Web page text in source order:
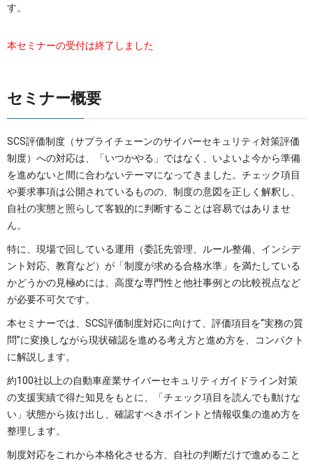
す。
本セミナーの受付は終了しました
セミナー概要
SCS評価制度（サプライチェーンのサイバーセキュリティ対策評価
制度）への対応は、「いつかやる」ではなく、いよいよ今から準備
を進めないと間に合わないテーマになってきました。チェック項目
や要求事項は公開されているものの、制度の意図を正しく解釈し、
自社の実態と照らして客観的に判断することは容易ではありませ
ん。
特に、現場で回している運用（委託先管理、ルール整備、インシデ
ント対応、教育など）が「制度が求める合格水準」を満たしている
かどうかの見極めには、高度な専門性と他社事例との比較視点など
が必要不可欠です。
本セミナーでは、SCS評価制度対応に向けて、評価項目を“実務の質
問”に変換しながら現状確認を進める考え方と進め方を、コンパクト
に解説します。
約100社以上の自動車産業サイバーセキュリティガイドライン対策
の支援実績で得た知見をもとに、「チェック項目を読んでも動けな
い」状態から抜け出し、確認すべきポイントと情報収集の進め方を
整理します。
制度対応をこれから本格化させる方、自社の判断だけで進めること